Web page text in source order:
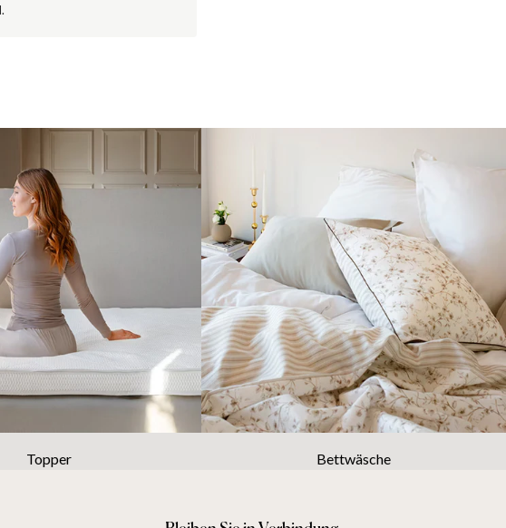
Topper Bettwäsche